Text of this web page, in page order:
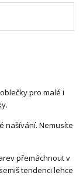
pro malé i
našívání. Nemusíte
přemáchnout v
tendenci lehce